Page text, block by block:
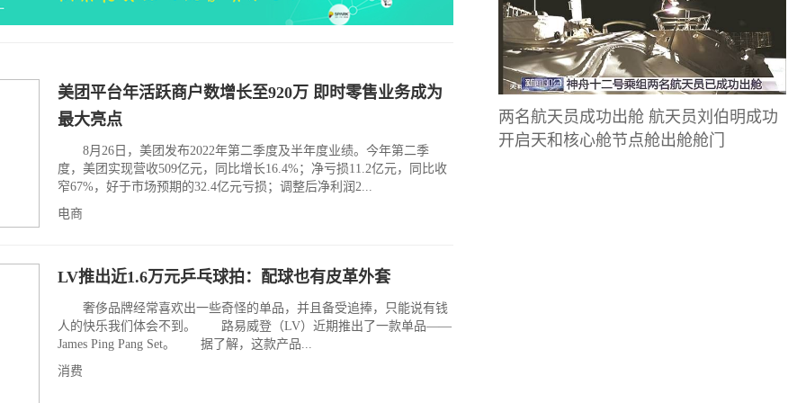
美团平台年活跃商户数增长至920万 即时零售业务成为
最大亮点
8月26日，美团发布2022年第二季度及半年度业绩。今年第二季
度，美团实现营收509亿元，同比增长16.4%；净亏损11.2亿元，同比收
窄67%，好于市场预期的32.4亿元亏损；调整后净利润2...
电商
LV推出近1.6万元乒乓球拍：配球也有皮革外套
奢侈品牌经常喜欢出一些奇怪的单品，并且备受追捧，只能说有钱
人的快乐我们体会不到。 路易威登（LV）近期推出了一款单品——
James Ping Pang Set。 据了解，这款产品...
消费
两名航天员成功出舱 航天员刘伯明成功
开启天和核心舱节点舱出舱舱门